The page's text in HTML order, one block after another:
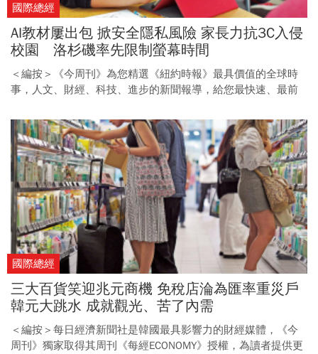
國際總經
AI教材屢出包 掀安全隱私風險 家長力抗3C入侵
校園 洛杉磯率先限制螢幕時間
＜編按＞《今周刊》為您精選《紐約時報》最具價值的全球時
事，人文、財經、科技、進步的新聞報導，給您最快速、最前
國際總經
三大百貨笑迎兆元商機 免稅店淪為匯率重災戶
韓元大跳水 成就觀光、苦了內需
＜編按＞每日經濟新聞社是韓國最具影響力的財經媒體，《今
周刊》獨家取得其周刊《每經ECONOMY》授權，為讀者提供更